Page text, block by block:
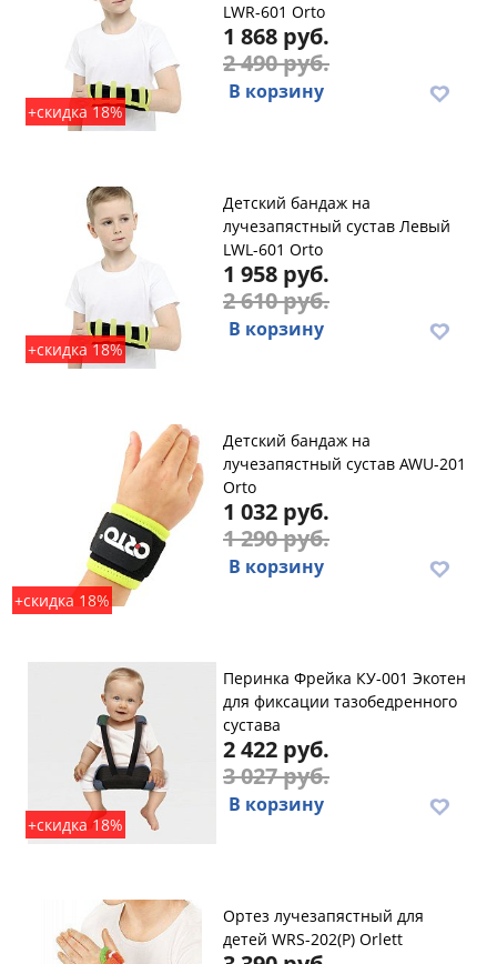
+скидка 18%
LWR-601 Orto
1 868 руб.
2 490 руб.
В корзину
+скидка 18%
Детский бандаж на
лучезапястный сустав Левый
LWL-601 Orto
1 958 руб.
2 610 руб.
В корзину
+скидка 18%
Детский бандаж на
лучезапястный сустав AWU-201
Orto
1 032 руб.
1 290 руб.
В корзину
+скидка 18%
Перинка Фрейка КУ-001 Экотен
для фиксации тазобедренного
сустава
2 422 руб.
3 027 руб.
В корзину
Ортез лучезапястный для
детей WRS-202(Р) Orlett